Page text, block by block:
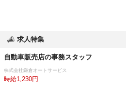
求人特集
自動車販売店の事務スタッフ
株式会社鎌倉オートサービス
時給1,230円